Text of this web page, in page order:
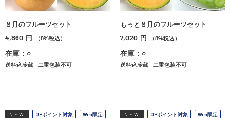
８月のフルーツセット
4,860 円 （8%税込）
在庫：○
送料込冷蔵 二重包装不可
もっと８月のフルーツセット
7,020 円 （8%税込）
在庫：○
送料込冷蔵 二重包装不可
NEW OPポイント対象
Web限定
NEW OPポイント対象
Web限定